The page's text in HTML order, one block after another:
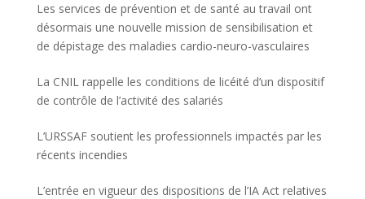
Les services de prévention et de santé au travail ont
désormais une nouvelle mission de sensibilisation et
de dépistage des maladies cardio-neuro-vasculaires
La CNIL rappelle les conditions de licéité d’un dispositif
de contrôle de l’activité des salariés
L’URSSAF soutient les professionnels impactés par les
récents incendies
L’entrée en vigueur des dispositions de l’IA Act relatives